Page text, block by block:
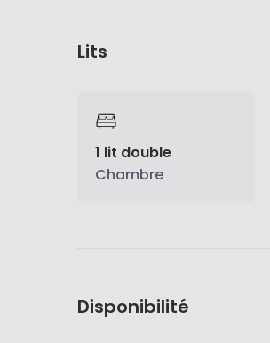
Lits
1 lit double
Chambre
Disponibilité